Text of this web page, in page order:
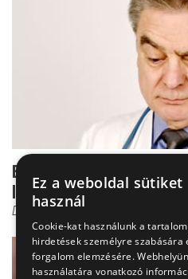
Ezt mondaná Dr.
lenne!
Dr. Horváth Béla
Ez a weboldal sütiket
használ
Cookie-kat használunk a
hirdetések személyre szabására
forgalom elemzésére.
használatára vonatkozó